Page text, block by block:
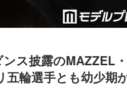
ンス披露のMAZZEL
五輪選手とも幼少期